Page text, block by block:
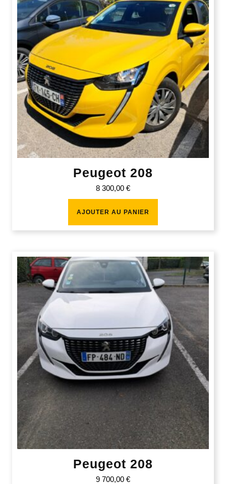
Peugeot 208
8 300,00 €
AJOUTER AU PANIER
Peugeot 208
9 700,00 €